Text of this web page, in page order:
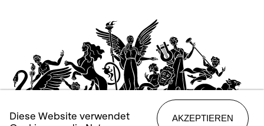
Diese Website verwendet
AKZEPTIEREN